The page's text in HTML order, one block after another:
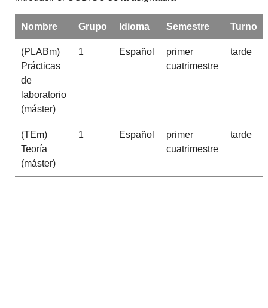
Nombre Grupo Idioma Semestre Turno
(PLABm)
Prácticas
de
laboratorio
(máster)
1 Español
primer
cuatrimestre
tarde
(TEm)
Teoría
(máster)
1 Español
primer
cuatrimestre
tarde